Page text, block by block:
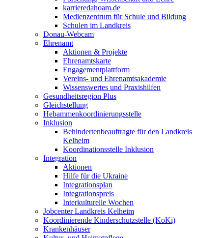
karrieredahoam.de
Medienzentrum für Schule und Bildung
Schulen im Landkreis
Donau-Webcam
Ehrenamt
Aktionen & Projekte
Ehrenamtskarte
Engagementplattform
Vereins- und Ehrenamtsakademie
Wissenswertes und Praxishilfen
Gesundheitsregion Plus
Gleichstellung
Hebammenkoordinierungsstelle
Inklusion
Behindertenbeauftragte für den Landkreis
Kelheim
Koordinationsstelle Inklusion
Integration
Aktionen
Hilfe für die Ukraine
Integrationsplan
Integrationspreis
Interkulturelle Wochen
Jobcenter Landkreis Kelheim
Koordinierende Kinderschutzstelle (KoKi)
Krankenhäuser